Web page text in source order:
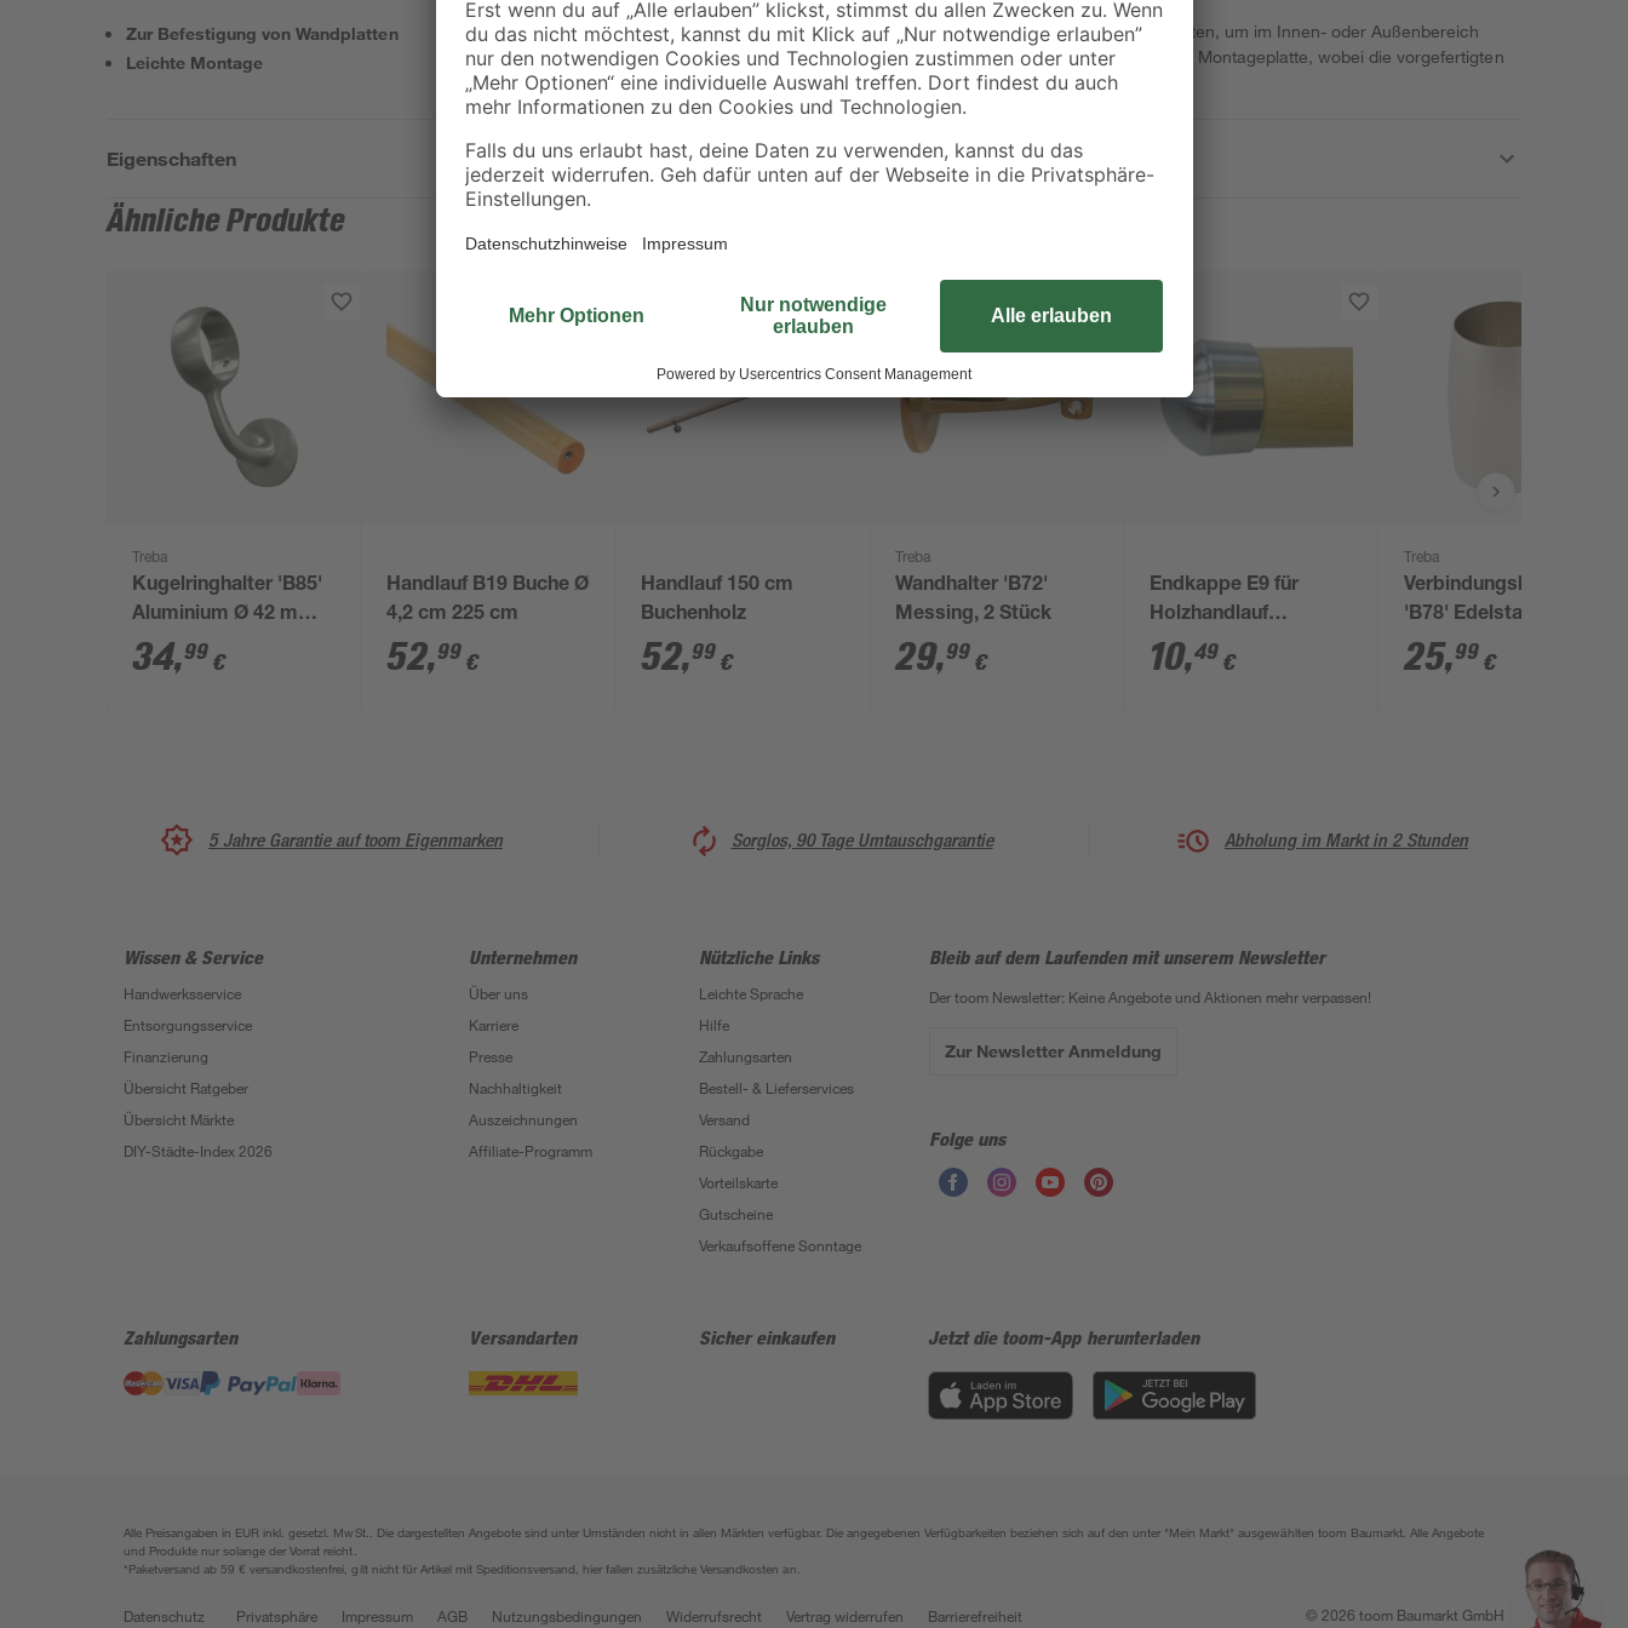
Zur Befestigung von Wandplatten
Leichte Montage
Mit diesen Wandhaltern befestigen Sie Wandplatten, um im Innen- oder Außenbereich
Wände zu ziehen. Ausgestattet sind sie mit einer Montageplatte, wobei die vorgefertigten
Löcher die Befestigung an der Wand erleichtern.
Eigenschaften
Ähnliche Produkte
Treba
Kugelringhalter 'B85'
Aluminium Ø 42 mm,
2 Stück
34,99 €
Handlauf B19 Buche Ø
4,2 cm 225 cm
52,99 €
Handlauf 150 cm
Buchenholz
52,99 €
Treba
Wandhalter 'B72'
Messing, 2 Stück
29,99 €
Endkappe E9 für
Holzhandlauf
Edelstahl Ø 42 mm
10,49 €
Treba
Verbindungshülse
'B78' Edelstahl Ø 42,4
mm
25,99 €
5 Jahre Garantie auf toom Eigenmarken Sorglos, 90 Tage Umtauschgarantie Abholung im Markt in 2 Stunden
Wissen & Service
Handwerksservice
Entsorgungsservice
Finanzierung
Übersicht Ratgeber
Übersicht Märkte
DIY-Städte-Index 2026
Unternehmen
Über uns
Karriere
Presse
Nachhaltigkeit
Auszeichnungen
Affiliate-Programm
Nützliche Links
Leichte Sprache
Hilfe
Zahlungsarten
Bestell- & Lieferservices
Versand
Rückgabe
Vorteilskarte
Gutscheine
Verkaufsoffene Sonntage
Bleib auf dem Laufenden mit unserem Newsletter
Der toom Newsletter: Keine Angebote und Aktionen mehr verpassen!
Zur Newsletter Anmeldung
Folge uns
Zahlungsarten Versandarten Sicher einkaufen Jetzt die toom-App herunterladen
Alle Preisangaben in EUR inkl. gesetzl. MwSt.. Die dargestellten Angebote sind unter Umständen nicht in allen Märkten verfügbar. Die angegebenen Verfügbarkeiten beziehen sich auf den unter "Mein Markt" ausgewählten toom Baumarkt. Alle Angebote
und Produkte nur solange der Vorrat reicht.
*Paketversand ab 59 € versandkostenfrei, gilt nicht für Artikel mit Speditionsversand, hier fallen zusätzliche Versandkosten an.
Datenschutz Privatsphäre Impressum AGB Nutzungsbedingungen Widerrufsrecht Vertrag widerrufen Barrierefreiheit © 2026 toom Baumarkt GmbH